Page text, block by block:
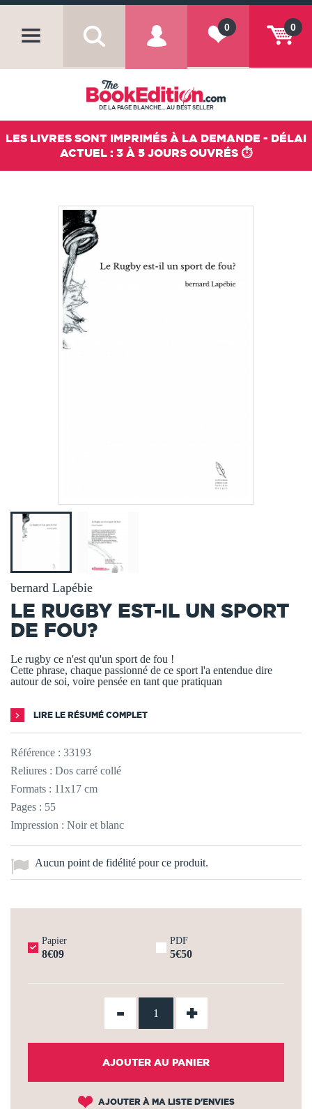
0
0
DE LA PAGE BLANCHE... AU BEST SELLER
LES LIVRES SONT IMPRIMÉS À LA DEMANDE - DÉLAI
ACTUEL : 3 À 5 JOURS OUVRÉS ⏱️
bernard Lapébie
LE RUGBY EST-IL UN SPORT
DE FOU?
Le rugby ce n'est qu'un sport de fou !
Cette phrase, chaque passionné de ce sport l'a entendue dire
autour de soi, voire pensée en tant que pratiquan
LIRE LE RÉSUMÉ COMPLET
Référence : 33193
Reliures : Dos carré collé
Formats : 11x17 cm
Pages : 55
Impression : Noir et blanc
Aucun point de fidélité pour ce produit.
Papier
8€09
PDF
5€50
- +
AJOUTER AU PANIER
AJOUTER À MA LISTE D'ENVIES